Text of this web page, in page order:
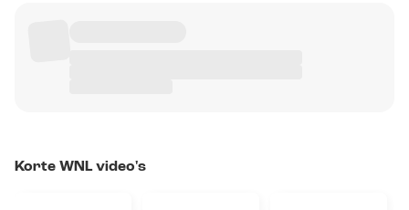
Korte WNL video's